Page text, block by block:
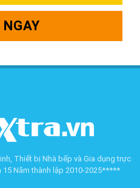
Thiết bị Nhà bếp và Gia dụng trực
Năm thành lập 2010-2025*****